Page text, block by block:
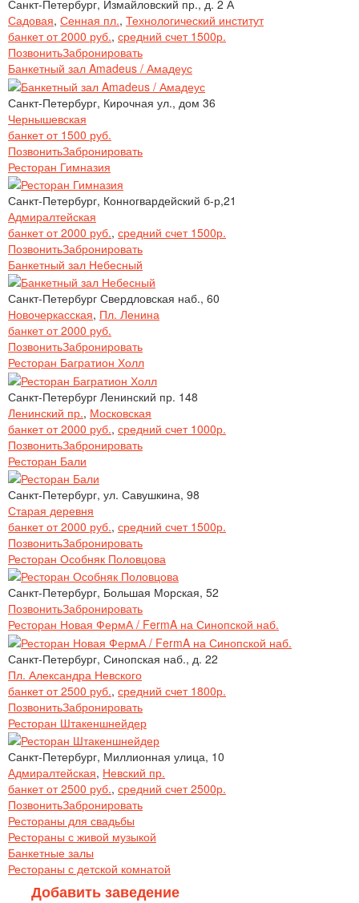
Санкт-Петербург, Измайловский пр., д. 2 А
Садовая, Сенная пл., Технологический институт
банкет от 2000 руб., средний счет 1500р.
ПозвонитьЗабронировать
Банкетный зал Amadeus / Амадеус
Санкт-Петербург, Кирочная ул., дом 36
Чернышевская
банкет от 1500 руб.
ПозвонитьЗабронировать
Ресторан Гимназия
Санкт-Петербург, Конногвардейский б-р,21
Адмиралтейская
банкет от 2000 руб., средний счет 1500р.
ПозвонитьЗабронировать
Банкетный зал Небесный
Санкт-Петербург Свердловская наб., 60
Новочеркасская, Пл. Ленина
банкет от 2000 руб.
ПозвонитьЗабронировать
Ресторан Багратион Холл
Санкт-Петербург Ленинский пр. 148
Ленинский пр., Московская
банкет от 2000 руб., средний счет 1000р.
ПозвонитьЗабронировать
Ресторан Бали
Санкт-Петербург, ул. Савушкина, 98
Старая деревня
банкет от 2000 руб., средний счет 1500р.
ПозвонитьЗабронировать
Ресторан Особняк Половцова
Санкт-Петербург, Большая Морская, 52
ПозвонитьЗабронировать
Ресторан Новая ФермА / FermA на Синопской наб.
Санкт-Петербург, Синопская наб., д. 22
Пл. Александра Невского
банкет от 2500 руб., средний счет 1800р.
ПозвонитьЗабронировать
Ресторан Штакеншнейдер
Санкт-Петербург, Миллионная улица, 10
Адмиралтейская, Невский пр.
банкет от 2500 руб., средний счет 2500р.
ПозвонитьЗабронировать
Рестораны для свадьбы
Рестораны с живой музыкой
Банкетные залы
Рестораны с детской комнатой
Добавить заведение